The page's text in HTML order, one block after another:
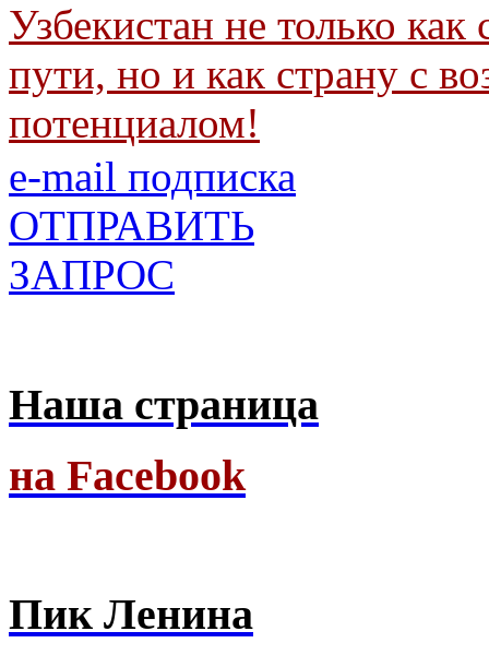
Узбекистан не только
пути, но и как страну с
потенциалом!
e-mail подписка
ОТПРАВИТЬ
ЗАПРОС
Наша страница
на Facebook
Пик Ленина